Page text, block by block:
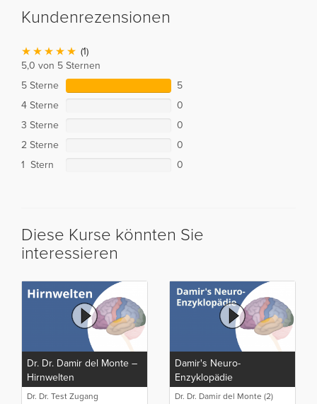
Kundenrezensionen
(1)
5,0 von 5 Sternen
5 Sterne
5
4 Sterne
0
3 Sterne
0
2 Sterne
0
1 Stern
0
Diese Kurse könnten Sie
interessieren
Dr. Dr. Damir del Monte –
Hirnwelten
Dr. Dr. Test Zugang
Damir's Neuro-
Enzyklopädie
Dr. Dr. Damir del Monte (2)